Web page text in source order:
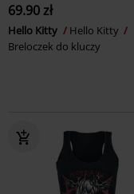
69.90 zł
Hello Kitty
Hello Kitty
Breloczek do kluczy